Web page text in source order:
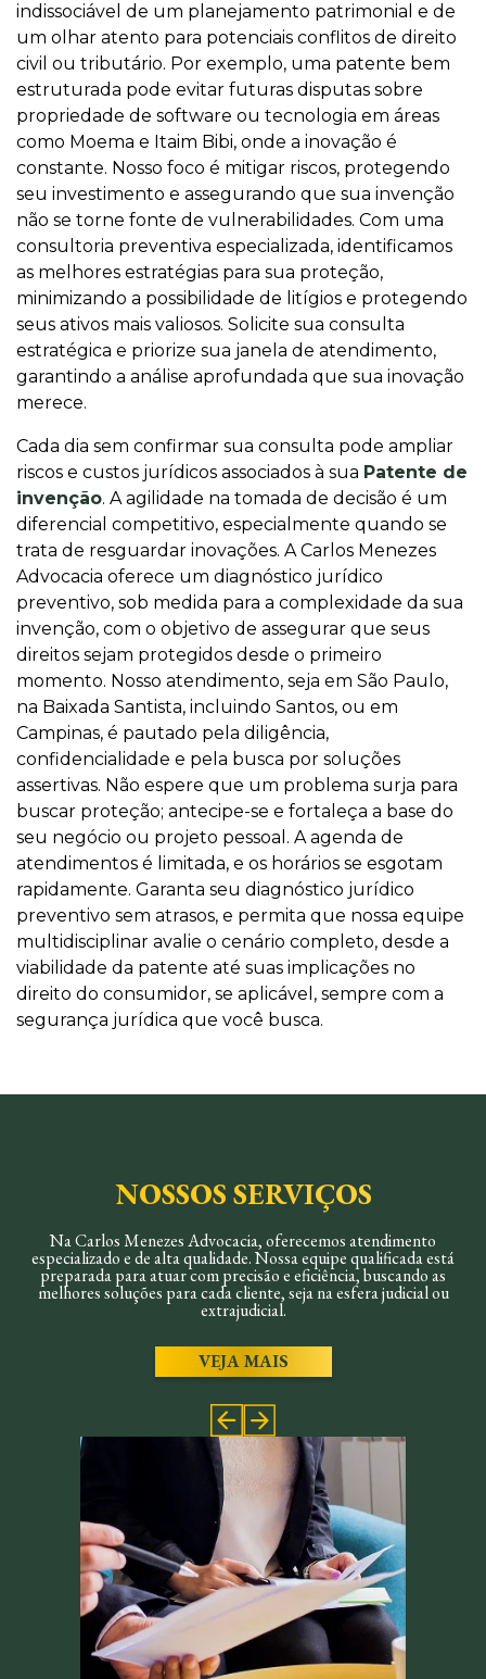
indissociável de um planejamento patrimonial e de
um olhar atento para potenciais conflitos de direito
civil ou tributário. Por exemplo, uma patente bem
estruturada pode evitar futuras disputas sobre
propriedade de software ou tecnologia em áreas
como Moema e Itaim Bibi, onde a inovação é
constante. Nosso foco é mitigar riscos, protegendo
seu investimento e assegurando que sua invenção
não se torne fonte de vulnerabilidades. Com uma
consultoria preventiva especializada, identificamos
as melhores estratégias para sua proteção,
minimizando a possibilidade de litígios e protegendo
seus ativos mais valiosos. Solicite sua consulta
estratégica e priorize sua janela de atendimento,
garantindo a análise aprofundada que sua inovação
merece.
Cada dia sem confirmar sua consulta pode ampliar
riscos e custos jurídicos associados à sua Patente de
invenção. A agilidade na tomada de decisão é um
diferencial competitivo, especialmente quando se
trata de resguardar inovações. A Carlos Menezes
Advocacia oferece um diagnóstico jurídico
preventivo, sob medida para a complexidade da sua
invenção, com o objetivo de assegurar que seus
direitos sejam protegidos desde o primeiro
momento. Nosso atendimento, seja em São Paulo,
na Baixada Santista, incluindo Santos, ou em
Campinas, é pautado pela diligência,
confidencialidade e pela busca por soluções
assertivas. Não espere que um problema surja para
buscar proteção; antecipe-se e fortaleça a base do
seu negócio ou projeto pessoal. A agenda de
atendimentos é limitada, e os horários se esgotam
rapidamente. Garanta seu diagnóstico jurídico
preventivo sem atrasos, e permita que nossa equipe
multidisciplinar avalie o cenário completo, desde a
viabilidade da patente até suas implicações no
direito do consumidor, se aplicável, sempre com a
segurança jurídica que você busca.
NOSSOS SERVIÇOS
Na Carlos Menezes Advocacia, oferecemos atendimento
especializado e de alta qualidade. Nossa equipe qualificada está
preparada para atuar com precisão e eficiência, buscando as
melhores soluções para cada cliente, seja na esfera judicial ou
extrajudicial.
VEJA MAIS